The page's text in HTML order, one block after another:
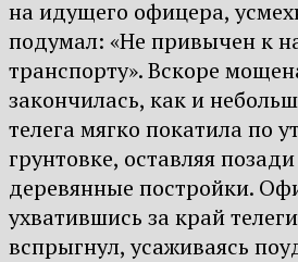
на идущего офицера,
подумал: «Не привычен к
транспорту». Вскоре
закончилась, как и
телега мягко покатила по
грунтовке, оставляя
деревянные постройки.
ухватившись за край
вспрыгнул, усаживаясь